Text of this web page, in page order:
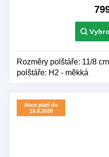
Rozměry polštáře: 11/8
polštáře: H2 - měkká
Akce platí do
18.8.2026